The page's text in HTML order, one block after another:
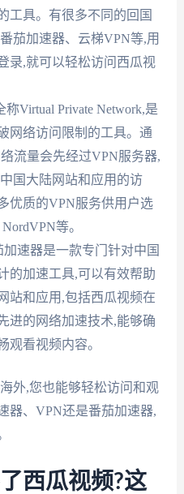
工具。有很多不同的回国
茄加速器、云梯VPN等,用
录,就可以轻松访问西瓜视
称Virtual Private Network,是
网络访问限制的工具。通
流量会先经过VPN服务器,
国大陆网站和应用的访
优质的VPN服务供用户选
等。
加速器是一款专门针对中国
的加速工具,可以有效帮助
站和应用,包括西瓜视频在
进的网络加速技术,能够确
观看视频内容。
外,您也能够轻松访问和观
器、VPN还是番茄加速器,
西瓜视频?这